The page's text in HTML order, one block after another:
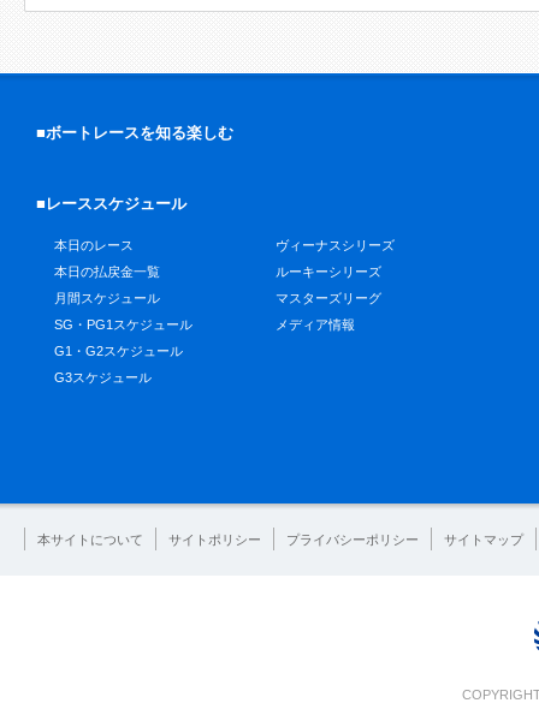
■ボートレースを知る楽しむ
■レーススケジュール
本日のレース
本日の払戻金一覧
月間スケジュール
SG・PG1スケジュール
G1・G2スケジュール
G3スケジュール
ヴィーナスシリーズ
ルーキーシリーズ
マスターズリーグ
メディア情報
本サイトについて サイトポリシー プライバシーポリシー サイトマップ